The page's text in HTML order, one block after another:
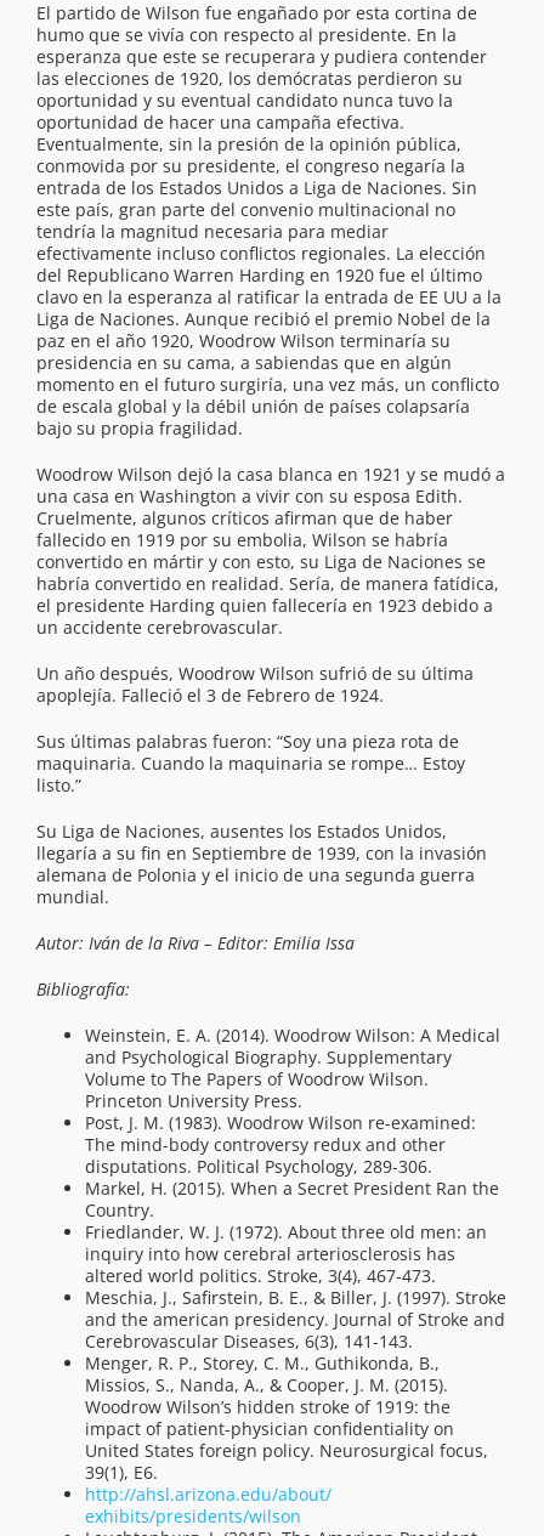
El partido de Wilson fue engañado por esta cortina de
humo que se vivía con respecto al presidente. En la
esperanza que este se recuperara y pudiera contender
las elecciones de 1920, los demócratas perdieron su
oportunidad y su eventual candidato nunca tuvo la
oportunidad de hacer una campaña efectiva.
Eventualmente, sin la presión de la opinión pública,
conmovida por su presidente, el congreso negaría la
entrada de los Estados Unidos a Liga de Naciones. Sin
este país, gran parte del convenio multinacional no
tendría la magnitud necesaria para mediar
efectivamente incluso conflictos regionales. La elección
del Republicano Warren Harding en 1920 fue el último
clavo en la esperanza al ratificar la entrada de EE UU a la
Liga de Naciones. Aunque recibió el premio Nobel de la
paz en el año 1920, Woodrow Wilson terminaría su
presidencia en su cama, a sabiendas que en algún
momento en el futuro surgiría, una vez más, un conflicto
de escala global y la débil unión de países colapsaría
bajo su propia fragilidad.
Woodrow Wilson dejó la casa blanca en 1921 y se mudó a
una casa en Washington a vivir con su esposa Edith.
Cruelmente, algunos críticos afirman que de haber
fallecido en 1919 por su embolia, Wilson se habría
convertido en mártir y con esto, su Liga de Naciones se
habría convertido en realidad. Sería, de manera fatídica,
el presidente Harding quien fallecería en 1923 debido a
un accidente cerebrovascular.
Un año después, Woodrow Wilson sufrió de su última
apoplejía. Falleció el 3 de Febrero de 1924.
Sus últimas palabras fueron: “Soy una pieza rota de
maquinaria. Cuando la maquinaria se rompe… Estoy
listo.”
Su Liga de Naciones, ausentes los Estados Unidos,
llegaría a su fin en Septiembre de 1939, con la invasión
alemana de Polonia y el inicio de una segunda guerra
mundial.
Autor: Iván de la Riva – Editor: Emilia Issa
Bibliografía:
Weinstein, E. A. (2014). Woodrow Wilson: A Medical
and Psychological Biography. Supplementary
Volume to The Papers of Woodrow Wilson.
Princeton University Press.
Post, J. M. (1983). Woodrow Wilson re-examined:
The mind-body controversy redux and other
disputations. Political Psychology, 289-306.
Markel, H. (2015). When a Secret President Ran the
Country.
Friedlander, W. J. (1972). About three old men: an
inquiry into how cerebral arteriosclerosis has
altered world politics. Stroke, 3(4), 467-473.
Meschia, J., Safirstein, B. E., & Biller, J. (1997). Stroke
and the american presidency. Journal of Stroke and
Cerebrovascular Diseases, 6(3), 141-143.
Menger, R. P., Storey, C. M., Guthikonda, B.,
Missios, S., Nanda, A., & Cooper, J. M. (2015).
Woodrow Wilson’s hidden stroke of 1919: the
impact of patient-physician confidentiality on
United States foreign policy. Neurosurgical focus,
39(1), E6.
http://ahsl.arizona.edu/about/
exhibits/presidents/wilson